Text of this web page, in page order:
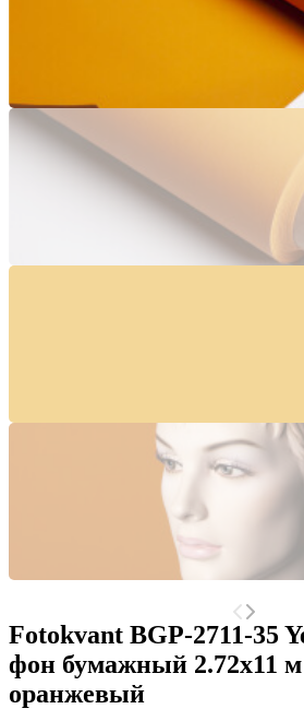
Fotokvant BGP-2711-35
фон бумажный 2.72х11
оранжевый